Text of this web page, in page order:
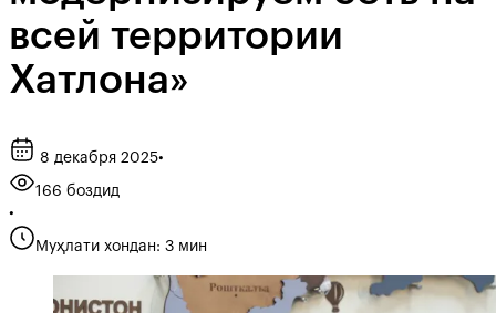
всей территории
Хатлона»
8 декабря 2025•
166 боздид
•
Муҳлати хондан: 3 мин